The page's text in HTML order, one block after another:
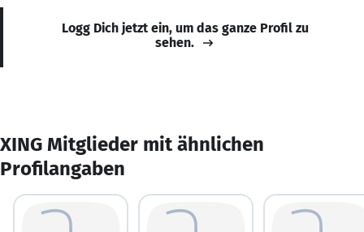
Logg Dich jetzt ein, um das ganze Profil zu
sehen.
XING Mitglieder mit ähnlichen
Profilangaben